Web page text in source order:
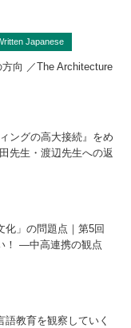
Japanese
向 ／The Architecture
ングの高大接続』をめ
先生・渡辺先生への返
化」の問題点｜第5回
！ ―中高連携の観点
語教育を観察していく